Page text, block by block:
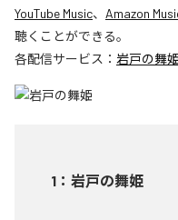
YouTube Music、 Amazon
聴くことができる。
各配信サービス： 岩戸の舞姫
1 ： 岩戸の舞姫